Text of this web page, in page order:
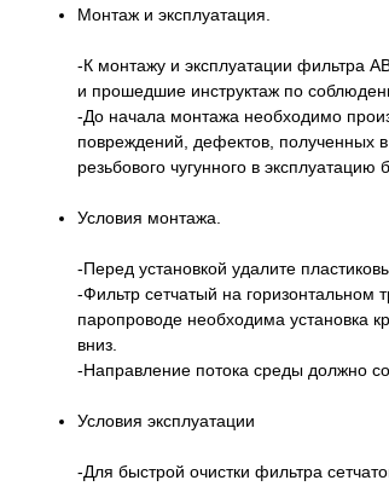
Монтаж и эксплуатация.
-К монтажу и эксплуатации фильтра
и прошедшие инструктаж по
-До начала монтажа необходимо
повреждений, дефектов, полученных
резьбового чугунного в
Условия монтажа.
-Перед установкой удалите
-Фильтр сетчатый на горизонтальном
паропроводе необходима установка
вниз.
-Направление потока среды должно
Условия эксплуатации
-Для быстрой очистки фильтра